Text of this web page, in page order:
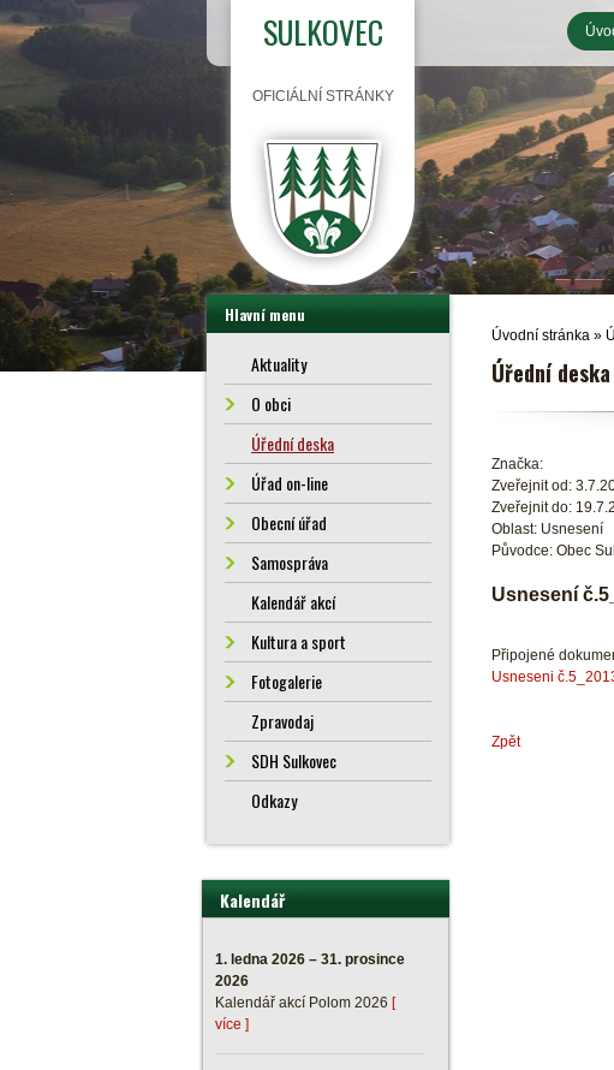
SULKOVEC
OFICIÁLNÍ STRÁNKY
Úvodní stránka »
Úřední deska
Značka:
Zveřejnit od:
Zveřejnit do:
Oblast: Usnesení
Původce: Obec
Usnesení
Připojené
Usneseni
Zpět
Hlavní menu
Aktuality
O obci
Úřední deska
Úřad on-line
Obecní úřad
Samospráva
Kalendář akcí
Kultura a sport
Fotogalerie
Zpravodaj
SDH Sulkovec
Odkazy
Kalendář
1. ledna 2026 – 31. prosince
2026
Kalendář akcí Polom 2026 [
více ]